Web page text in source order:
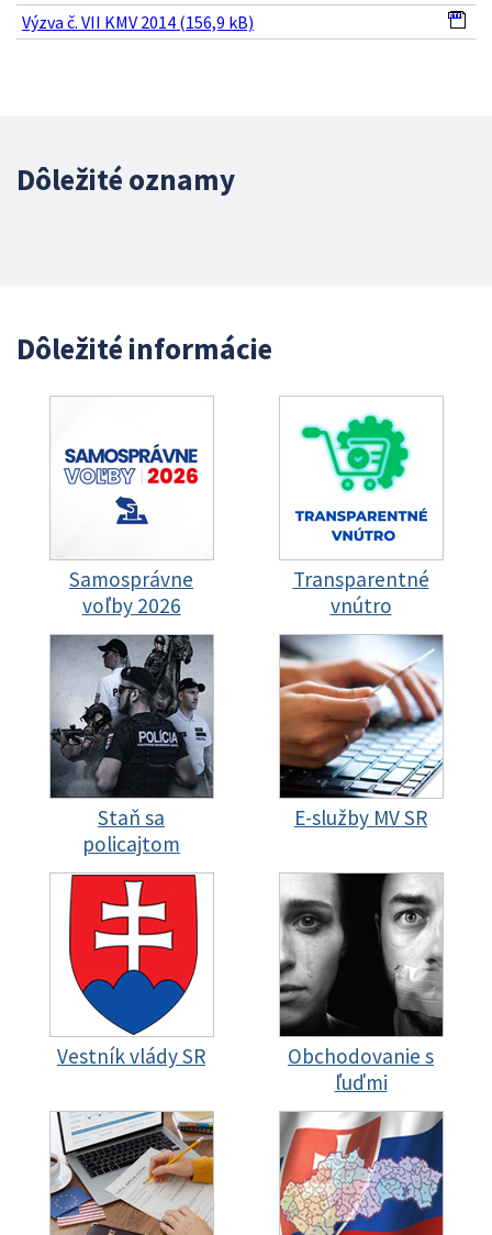
Výzva č. VII KMV 2014 (156,9 kB)
Dôležité oznamy
Dôležité informácie
Samosprávne
voľby 2026
Transparentné
vnútro
Staň sa
policajtom
E-služby MV SR
Vestník vlády SR
Obchodovanie s
ľuďmi